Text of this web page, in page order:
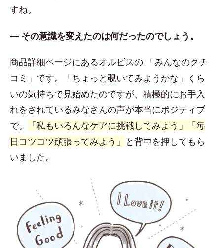
すね。
― その意識を変えたのは何だったのでしょう。
商品詳細ページにあるオルビスの 「みんなのクチ
コミ」です。「ちょっと覗いてみようかな」くら
いの気持ちで見始めたのですが、積極的にお手入
れをされているみなさんの声が本当にポジティブ
で。
「私もいろんなケアに挑戦してみよう」「毎
日コツコツ頑張ってみよう」 と背中を押してもら
いました。